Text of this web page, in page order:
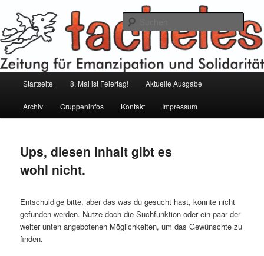
Inhalt
wechseln
sekundären
Inhalt
wechselntacheles – Zeitung für Emanzipation
und Solidarität
Startseite 8. Mai ist Feiertag! Aktuelle Ausgabe
Archiv Gruppeninfos Kontakt Impressum
Ups, diesen Inhalt gibt es
wohl nicht.
Entschuldige bitte, aber das was du gesucht hast, konnte nicht
gefunden werden. Nutze doch die Suchfunktion oder ein paar der
weiter unten angebotenen Möglichkeiten, um das Gewünschte zu
finden.